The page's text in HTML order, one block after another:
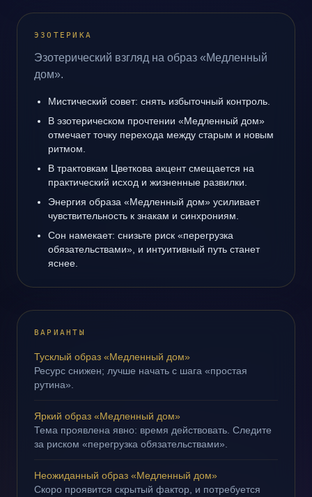
ЭЗОТЕРИКА
Эзотерический взгляд на образ «Медленный
дом».
Мистический совет: снять избыточный контроль.
В эзотерическом прочтении «Медленный дом»
отмечает точку перехода между старым и новым
ритмом.
В трактовкам Цветкова акцент смещается на
практический исход и жизненные развилки.
Энергия образа «Медленный дом» усиливает
чувствительность к знакам и синхрониям.
Сон намекает: снизьте риск «перегрузка
обязательствами», и интуитивный путь станет
яснее.
ВАРИАНТЫ
Тусклый образ «Медленный дом»
Ресурс снижен; лучше начать с шага «простая
рутина».
Яркий образ «Медленный дом»
Тема проявлена явно: время действовать. Следите
за риском «перегрузка обязательствами».
Неожиданный образ «Медленный дом»
Скоро проявится скрытый фактор, и потребуется